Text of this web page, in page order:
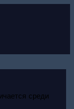
среди